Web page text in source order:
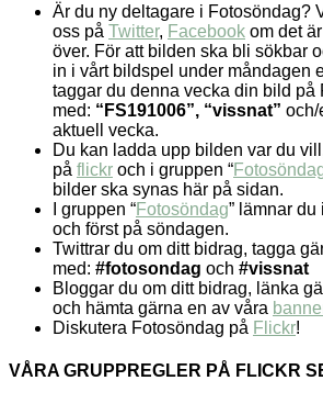
Är du ny deltagare i Fotosöndag?
oss på Twitter, Facebook om det
över. För att bilden ska bli sökbar
in i vårt bildspel under måndagen
taggar du denna vecka din bild på
med: “FS191006”, “vissnat”
aktuell vecka.
Du kan ladda upp bilden var du
på flickr och i gruppen “
bilder ska synas här på sidan.
I gruppen “Fotosöndag” lämnar
och först på söndagen.
Twittrar du om ditt bidrag, tagga
med: #fotosondag och #vissnat
Bloggar du om ditt bidrag, länka
och hämta gärna en av våra
Diskutera Fotosöndag på Flickr!
VÅRA GRUPPREGLER PÅ FLICKR